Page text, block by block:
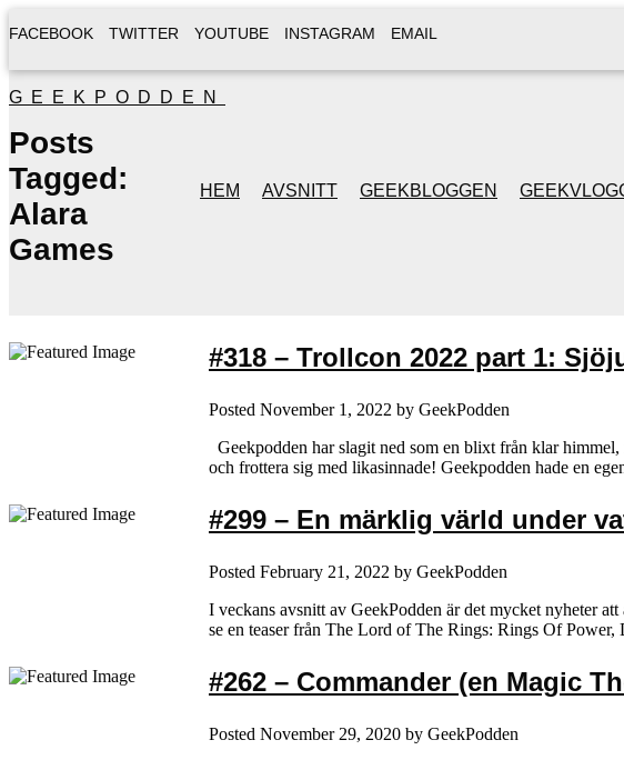
FACEBOOK TWITTER YOUTUBE INSTAGRAM EMAIL
GEEKPODDEN
HEM AVSNITT GEEKBLOGGEN
Posts
Tagged:
Alara
Games
#318 – Trollcon 2022 part 1:
Posted November 1, 2022 by GeekPodden
Geekpodden har slagit ned som en blixt från klar
och frottera sig med likasinnade! Geekpodden hade en
#299 – En märklig värld under
Posted February 21, 2022 by GeekPodden
I veckans avsnitt av GeekPodden är det mycket nyheter
se en teaser från The Lord of The Rings: Rings Of
#262 – Commander (en Magic
Posted November 29, 2020 by GeekPodden